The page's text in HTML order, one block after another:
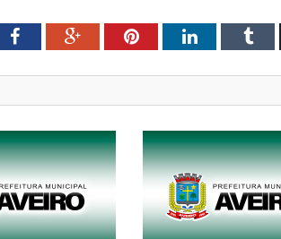
FacebookGoogle+PinterestLinkedIn